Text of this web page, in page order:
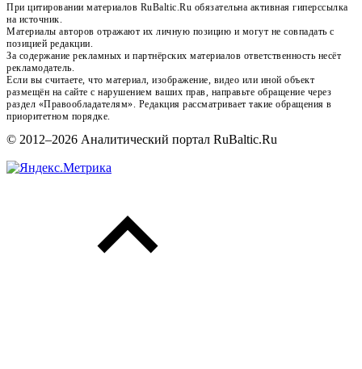
При цитировании материалов RuBaltic.Ru обязательна активная гиперссылка
на источник.
Материалы авторов отражают их личную позицию и могут не совпадать с
позицией редакции.
За содержание рекламных и партнёрских материалов ответственность несёт
рекламодатель.
Если вы считаете, что материал, изображение, видео или иной объект
размещён на сайте с нарушением ваших прав, направьте обращение через
раздел «Правообладателям». Редакция рассматривает такие обращения в
приоритетном порядке.
© 2012–2026 Аналитический портал RuBaltic.Ru